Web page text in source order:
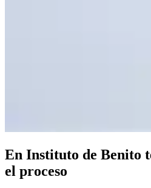
En Instituto de Benito
el proceso